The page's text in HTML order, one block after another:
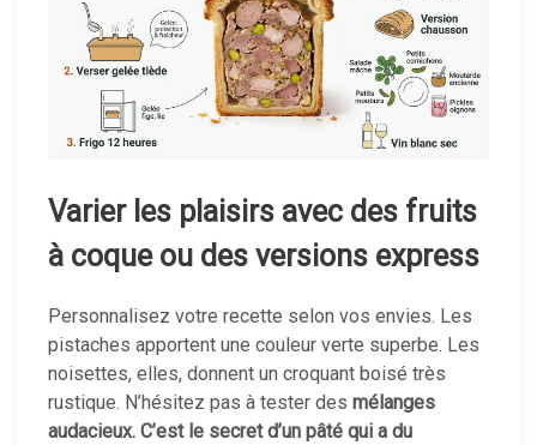
Varier les plaisirs avec des fruits
à coque ou des versions express
Personnalisez votre recette selon vos envies. Les
pistaches apportent une couleur verte superbe. Les
noisettes, elles, donnent un croquant boisé très
rustique. N’hésitez pas à tester des mélanges
audacieux. C’est le secret d’un pâté qui a du